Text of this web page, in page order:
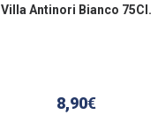
Villa Antinori Bianco 75Cl.
8,90€